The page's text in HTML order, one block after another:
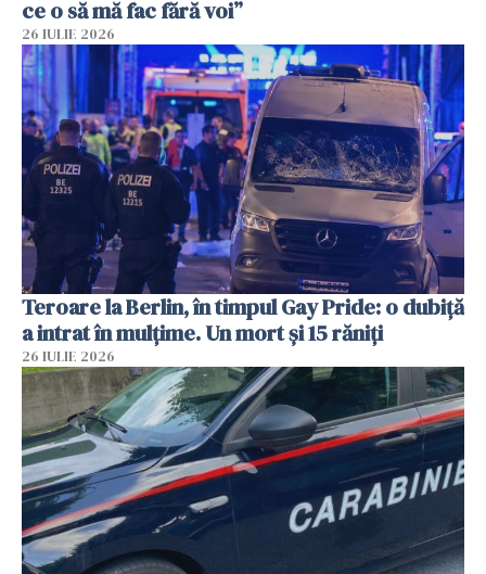
ce o să mă fac fără voi”
26 IULIE 2026
Teroare la Berlin, în timpul Gay Pride: o dubiță
a intrat în mulțime. Un mort și 15 răniți
26 IULIE 2026